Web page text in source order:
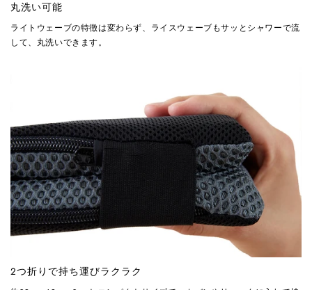
丸洗い可能
ライトウェーブの特徴は変わらず、ライスウェーブもサッとシャワーで流
して、丸洗いできます。
2つ折りで持ち運びラクラク